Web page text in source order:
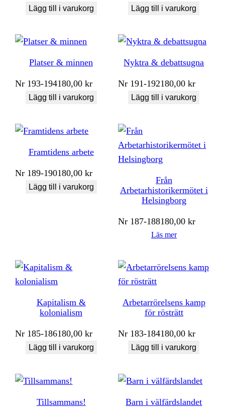
Lägg till i varukorg Lägg till i varukorg
Platser & minnen
Nr 193-194180,00kr
Lägg till i varukorg
Nyktra & debattsugna
Nr 191-192180,00kr
Lägg till i varukorg
Framtidens arbete
Nr 189-190180,00kr
Lägg till i varukorg
Från
Arbetarhistorikermötet i
Helsingborg
Nr 187-188180,00kr
Läs mer
Kapitalism &
kolonialism
Nr 185-186180,00kr
Lägg till i varukorg
Arbetarrörelsens kamp
för rösträtt
Nr 183-184180,00kr
Lägg till i varukorg
Tillsammans! Barn i välfärdslandet